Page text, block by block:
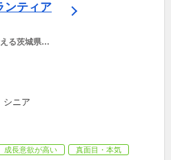
ンティア
る茨城県民
シニア
成長意欲が高い 真面目・本気